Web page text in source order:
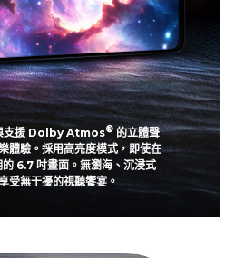
支援 Dolby Atmos® 的立體聲
體驗。採用高亮度模式，即使在
6.7 吋畫面。無瀏海、沉浸式
受無干擾的視聽饗宴。